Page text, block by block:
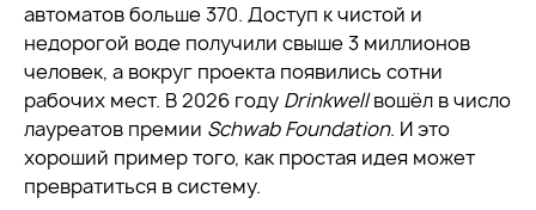
автоматов больше 370. Доступ к чистой и
недорогой воде получили свыше 3 миллионов
человек, а вокруг проекта появились сотни
рабочих мест. В 2026 году Drinkwellвошёл в число
лауреатов премии Schwab Foundation. И это
хороший пример того, как простая идея может
превратиться в систему.